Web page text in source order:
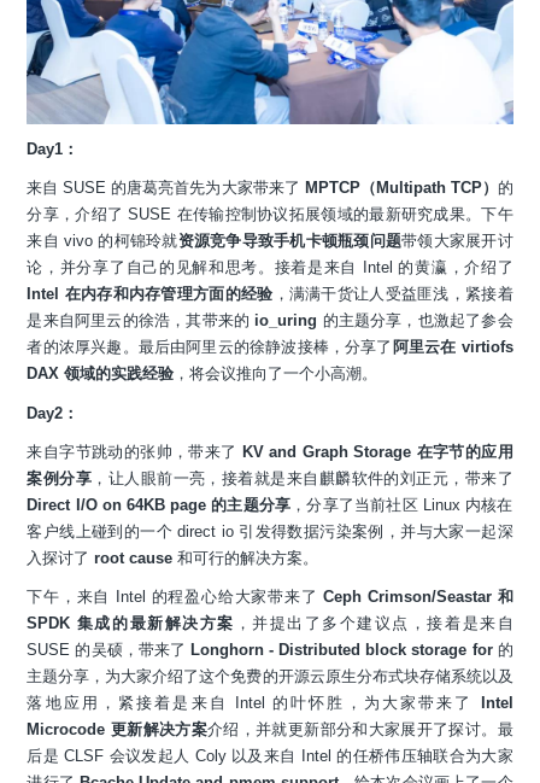
Day1：
来自 SUSE 的唐葛亮首先为大家带来了 MPTCP（Multipath TCP） 的
分享，介绍了 SUSE 在传输控制协议拓展领域的最新研究成果。下午
来自 vivo 的柯锦玲就资源竞争导致手机卡顿瓶颈问题带领大家展开讨
论，并分享了自己的见解和思考。接着是来自 Intel 的黄瀛，介绍了
Intel 在内存和内存管理方面的经验 ，满满干货让人受益匪浅，紧接着
是来自阿里云的徐浩，其带来的 io_uring 的主题分享，也激起了参会
者的浓厚兴趣。最后由阿里云的徐静波接棒，分享了 阿里云在 virtiofs
DAX 领域的实践经验 ，将会议推向了一个小高潮。
Day2：
来自字节跳动的张帅，带来了 KV and Graph Storage 在字节的应用
案例分享 ，让人眼前一亮，接着就是来自麒麟软件的刘正元，带来了
Direct I/O on 64KB page 的主题分享 ，分享了当前社区 Linux 内核在
客户线上碰到的一个 direct io 引发得数据污染案例，并与大家一起深
入探讨了root cause和可行的解决方案。
下午，来自 Intel 的程盈心给大家带来了Ceph Crimson/Seastar 和
SPDK 集成的最新解决方案 ，并提出了多个建议点，接着是来自
SUSE 的吴硕，带来了 Longhorn - Distributed block storage for的
主题分享，为大家介绍了这个免费的开源云原生分布式块存储系统以及
落地应用，紧接着是来自 Intel 的叶怀胜，为大家带来了
Intel
Microcode 更新解决方案介绍，并就更新部分和大家展开了探讨。最
后是 CLSF 会议发起人 Coly 以及来自 Intel 的任桥伟压轴联合为大家